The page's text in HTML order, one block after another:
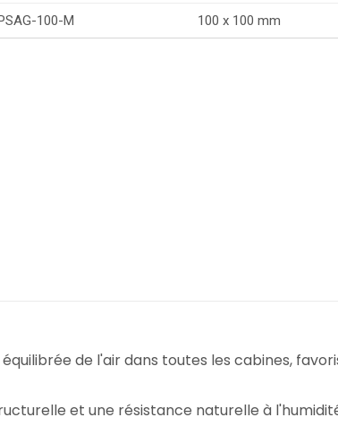
100-M 100 x 100 mm
de l'air dans toutes les cabines,
et une résistance naturelle à